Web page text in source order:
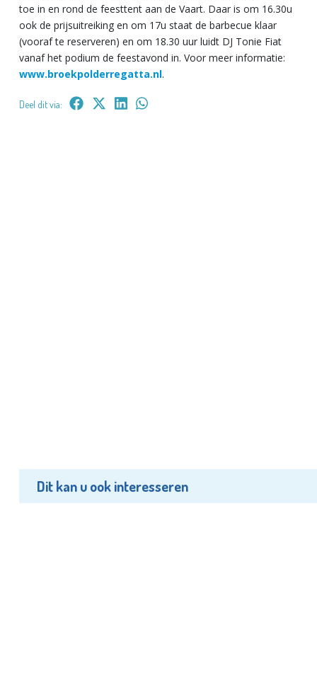
toe in en rond de feesttent aan de Vaart. Daar is om 16.30u
ook de prijsuitreiking en om 17u staat de barbecue klaar
(vooraf te reserveren) en om 18.30 uur luidt DJ Tonie Fiat
vanaf het podium de feestavond in. Voor meer informatie:
www.broekpolderregatta.nl.
Deel dit via:
Dit kan u ook interesseren